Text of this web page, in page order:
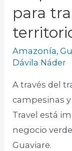
para
Amazonía,
Dávila Náder
A través del
campesinas
Travel está
negocio
Guaviare.